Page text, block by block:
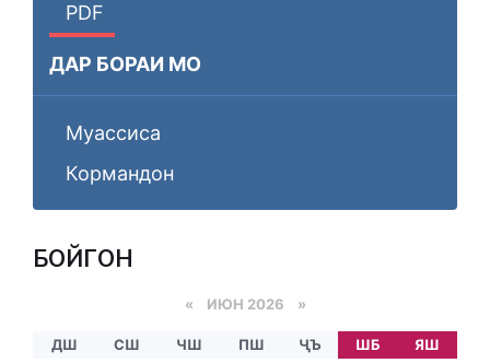
PDF
ДАР БОРАИ МО
Муассиса
Кормандон
БОЙГОНӢ
« ИЮН 2026 »
ДШ СШ ЧШ ПШ ҶЪ ШБ
ЯШ